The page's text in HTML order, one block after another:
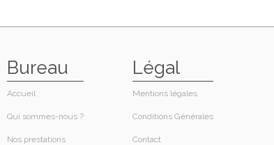
Bureau
Accueil
Qui sommes-nous ?​
Nos prestations​
Légal
Contact
Mentions légales
Conditions Générales